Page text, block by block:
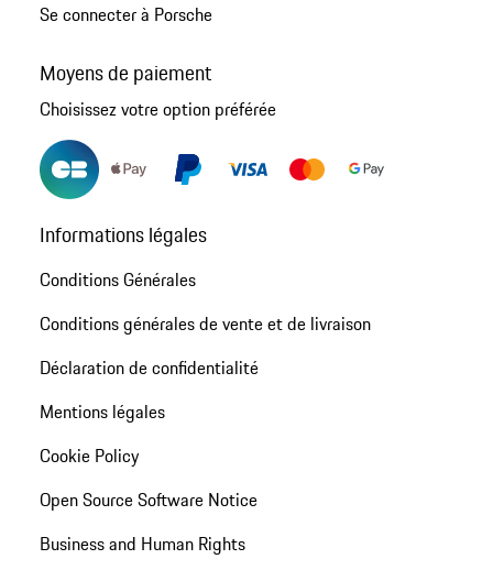
Se connecter à Porsche
Moyens de paiement
Choisissez votre option préférée
Informations légales
Conditions Générales
Conditions générales de vente et de livraison
Déclaration de confidentialité
Mentions légales
Cookie Policy
Open Source Software Notice
Business and Human Rights